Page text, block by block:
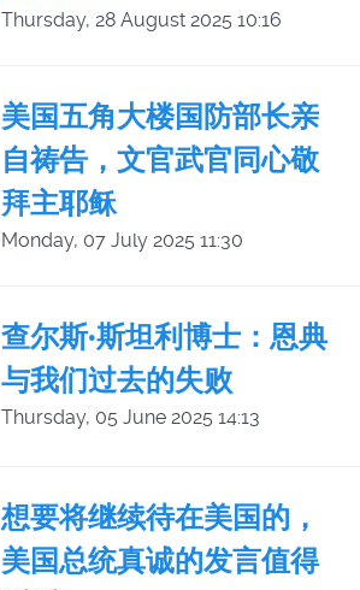
Thursday, 28 August 2025 10:16
美国五角大楼国防部长亲
自祷告，文官武官同心敬
拜主耶稣
Monday, 07 July 2025 11:30
查尔斯·斯坦利博士：恩典
与我们过去的失败
Thursday, 05 June 2025 14:13
想要将继续待在美国的，
美国总统真诚的发言值得